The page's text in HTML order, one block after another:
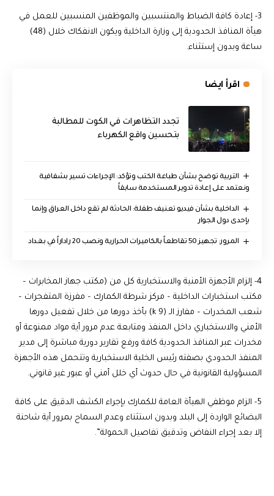
3- إعادة كافة الضباط والمنتسبين والموظفين المنسبين للعمل في
هيأة المنافذ الحدودية إلى وزارة الداخلية ويكون الانفكاك خلال (48)
ساعة وبدون إستثناء.
اقرأ ايضا
تجدد التظاهرات في الكوت للمطالبة
بتحسين واقع الكهرباء
التربية توضح بشأن طباعة الكتب وتؤكد: الإجراءات تسير بشفافية
ونعتمد على إعادة تدوير المستخدمة سابقاً
الداخلية بشأن فيديو تعنيف طفلة: الحادثة لم تقع داخل العراق وإنما
بإحدى دول الجوار
المرور: تجهيز 50 تقاطعاً بالكاميرات الحرارية ونصب 20 راداراً في بغداد
4- إلزام الأجهزة الأمنية والاستخبارية كل من (مكتب جهاز المخابرات –
مكتب استخبارات الداخلية – مركز شرطة الكمارك – مفرزة المتفجرات –
شعب المخدرات – مفارز الـ (9 k) بأخذ دورها من خلال تفعيل دورها
الأمني والاستخباري داخل المنفذ ومتابعة عدم مرور أية مواد ممنوعة أو
مخدرات عبر المنافذ الحدودية كافة ورفع تقارير دورية مباشرة إلى مدير
المنفذ الحدودي بصفته رئيس الخلية الاستخبارية وتتحمل هذه الأجهزة
المسؤولية القانونية في حال حدوث أي خلل أمني أو عبور غير قانوني.
5- الزام موظفي الهيأة العامة للكمارك بإجراء الكشف الدقيق على كافة
البضائع الواردة إلى البلد وبدون استثناء وعدم السماح بمرور أية شاحنة
إلا بعد إجراء النفاض وتدقيق تفاصيل الحمولة”.